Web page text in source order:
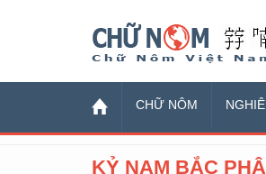
CHỮ NÔM
KỶ NAM BẮC